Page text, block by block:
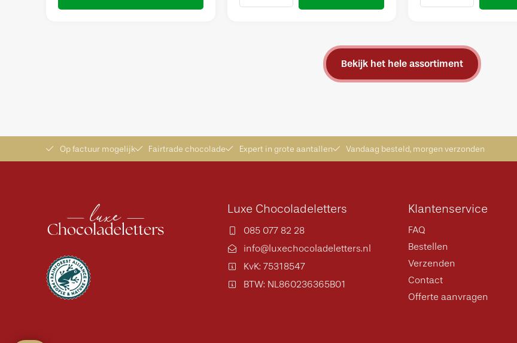
Bekijk het hele assortiment
Op factuur mogelijk Fairtrade chocolade Expert in grote aantallen Vandaag besteld, morgen verzonden
Luxe Chocoladeletters
085 077 82 28
info@luxechocoladeletters.nl
KvK: 75318547
BTW: NL860236365B01
Klantenservice
FAQ
Bestellen
Verzenden
Contact
Offerte aanvragen